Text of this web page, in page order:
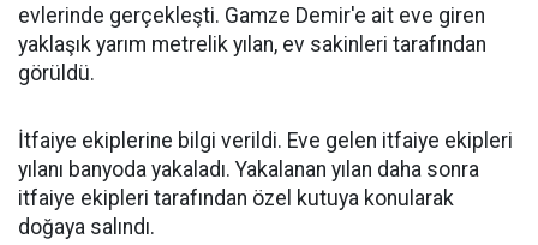
evlerinde gerçekleşti. Gamze Demir'e ait eve giren
yaklaşık yarım metrelik yılan, ev sakinleri tarafından
görüldü.
İtfaiye ekiplerine bilgi verildi. Eve gelen itfaiye ekipleri
yılanı banyoda yakaladı. Yakalanan yılan daha sonra
itfaiye ekipleri tarafından özel kutuya konularak
doğaya salındı.